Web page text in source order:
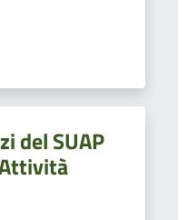
del SUAP